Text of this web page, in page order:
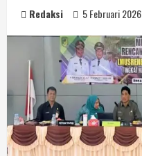
Redaksi 5 Februari 2026